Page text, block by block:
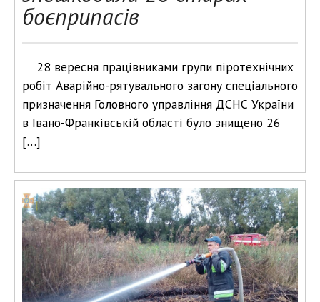
боєприпасів
28 вересня працівниками групи піротехнічних
робіт Аварійно-рятувального загону спеціального
призначення Головного управління ДСНС України
в Івано-Франківській області було знищено 26
[…]